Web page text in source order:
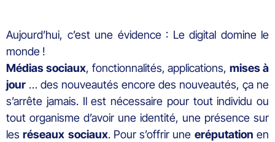
Aujourd’hui, c’est une évidence : Le digital domine le
monde !
Médias sociaux, fonctionnalités, applications, mises à
jour … des nouveautés encore des nouveautés, ça ne
s’arrête jamais. Il est nécessaire pour tout individu ou
tout organisme d’avoir une identité, une présence sur
lesréseaux sociaux. Pour s’offrir une eréputation en